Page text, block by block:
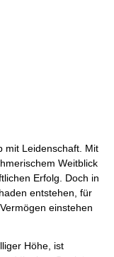
mit Leidenschaft. Mit
Weitblick
Erfolg. Doch in
entstehen, für
einstehen
Höhe, ist